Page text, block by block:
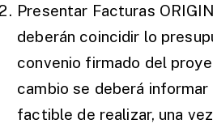
Presentar Facturas
deberán coincidir lo
convenio firmado del
cambio se deberá
factible de realizar, una